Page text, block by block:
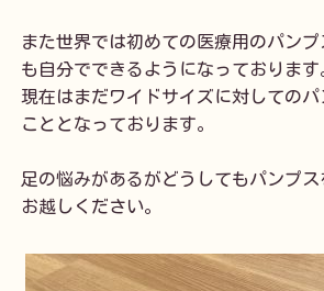
また世界では初めての医療用のパン
も自分でできるようになっております
現在はまだワイドサイズに対しての
こととなっております。
足の悩みがあるがどうしてもパンプ
お越しください。